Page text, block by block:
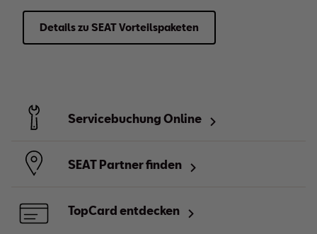
Details zu SEAT Vorteilspaketen
Servicebuchung Online
SEAT Partner finden
TopCard entdecken